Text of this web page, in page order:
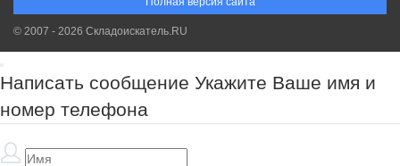
© 2007 - 2026 Складоискатель.RU
Написать сообщение Укажите Ваше имя и
номер телефона